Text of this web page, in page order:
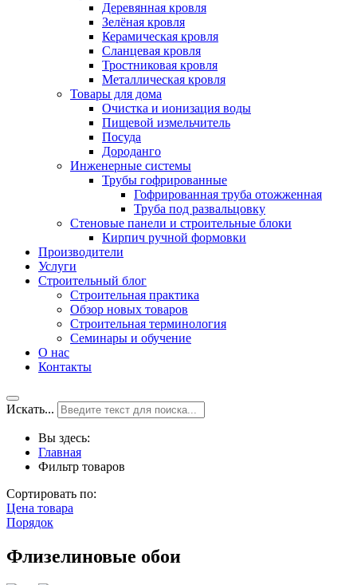
Деревянная кровля
Зелёная кровля
Керамическая кровля
Сланцевая кровля
Тростниковая кровля
Металлическая кровля
Товары для дома
Очистка и ионизация воды
Пищевой измельчитель
Посуда
Дороданго
Инженерные системы
Трубы гофрированные
Гофрированная труба отожженная
Труба под развальцовку
Стеновые панели и строительные блоки
Кирпич ручной формовки
Производители
Услуги
Строительный блог
Строительная практика
Обзор новых товаров
Строительная терминология
Семинары и обучение
О нас
Контакты
Искать...
Вы здесь:
Главная
Фильтр товаров
Сортировать по:
Цена товара
Порядок
Флизелиновые обои